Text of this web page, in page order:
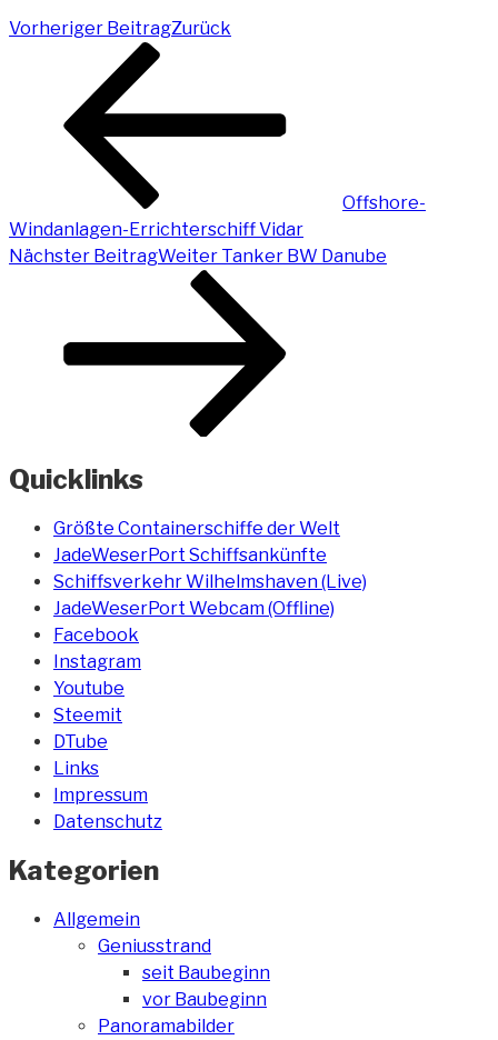
Vorheriger BeitragZurück
Offshore-
Windanlagen-Errichterschiff Vidar
Nächster BeitragWeiter Tanker BW Danube
Quicklinks
Größte Containerschiffe der Welt
JadeWeserPort Schiffsankünfte
Schiffsverkehr Wilhelmshaven (Live)
JadeWeserPort Webcam (Offline)
Facebook
Instagram
Youtube
Steemit
DTube
Links
Impressum
Datenschutz
Kategorien
Allgemein
Geniusstrand
seit Baubeginn
vor Baubeginn
Panoramabilder